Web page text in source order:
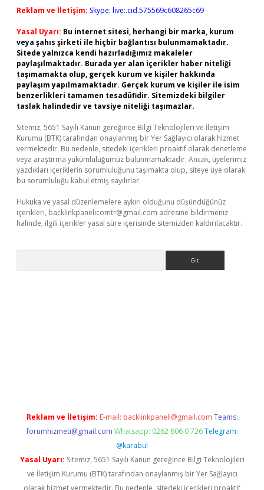
Reklam ve İletişim: Skype: live:.cid.575569c608265c69
Yasal Uyarı: Bu internet sitesi, herhangi bir marka, kurum
veya şahıs şirketi ile hiçbir bağlantısı bulunmamaktadır.
Sitede yalnızca kendi hazırladığımız makaleler
paylaşılmaktadır. Burada yer alan içerikler haber niteliği
taşımamakta olup, gerçek kurum ve kişiler hakkında
paylaşım yapılmamaktadır. Gerçek kurum ve kişiler ile isim
benzerlikleri tamamen tesadüfidir. Sitemizdeki bilgiler
taslak halindedir ve tavsiye niteliği taşımazlar.
Sitemiz, 5651 Sayılı Kanun gereğince Bilgi Teknolojileri ve İletişim
Kurumu (BTK) tarafından onaylanmış bir Yer Sağlayıcı olarak hizmet
vermektedir. Bu nedenle, sitedeki içerikleri proaktif olarak denetleme
veya araştırma yükümlülüğümüz bulunmamaktadır. Ancak, üyelerimiz
yazdıkları içeriklerin sorumluluğunu taşımakta olup, siteye üye olarak
bu sorumluluğu kabul etmiş sayılırlar.
Hukuka ve yasal düzenlemelere aykırı olduğunu düşündüğünüz
içerikleri, backlinkpanelicomtr@gmail.com adresine bildirmeniz
halinde, ilgili içerikler yasal süre içerisinde sitemizden kaldırılacaktır.
Reklam ve İletişim: E-mail: backlinkpaneli@gmail.com Teams:
forumhizmeti@gmail.com Whatsapp: 0262 606 0 726 Telegram:
@karabul
Yasal Uyarı: Sitemiz, 5651 Sayılı Kanun gereğince Bilgi Teknolojileri
ve İletişim Kurumu (BTK) tarafından onaylanmış bir Yer Sağlayıcı
olarak hizmet vermektedir. Bu nedenle, sitedeki içerikleri proaktif